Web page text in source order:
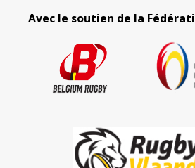
Avec le soutien de la